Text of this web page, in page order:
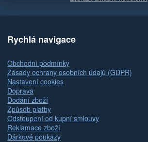
Rychlá navigace
Obchodní podmínky
Zásady ochrany osobních údajů (GDPR)
Nastavení cookies
Doprava
Dodání zboží
Způsob platby
Odstoupení od kupní smlouvy
Reklamace zboží
Dárkové poukazy